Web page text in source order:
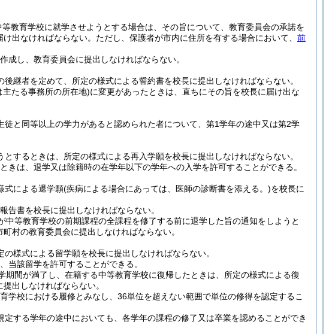
等教育学校に就学させようとする場合は、その旨について、教育委員会の承諾を
出なければならない。 ただし、保護者が市内に住所を有する場合において、 前
し、教育委員会に提出しなければならない。
継者を定めて、所定の様式による誓約書を校長に提出しなければならない。
たる事務所の所在地)に変更があったときは、直ちにその旨を校長に届け出な
と同等以上の学力があると認められた者について、第1学年の途中又は第2学
するときは、所定の様式による再入学願を校長に提出しなければならない。
は、退学又は除籍時の在学年以下の学年への入学を許可することができる。
式による退学願(疾病による場合にあっては、医師の診断書を添える。)を校長に
告書を校長に提出しなければならない。
中等教育学校の前期課程の全課程を修了する前に退学した旨の通知をしようと
村の教育委員会に提出しなければならない。
様式による留学願を校長に提出しなければならない。
当該留学を許可することができる。
期間が満了し、在籍する中等教育学校に復帰したときは、所定の様式による復
出しなければならない。
校における履修とみなし、36単位を超えない範囲で単位の修得を認定するこ
定する学年の途中においても、各学年の課程の修了又は卒業を認めることができ